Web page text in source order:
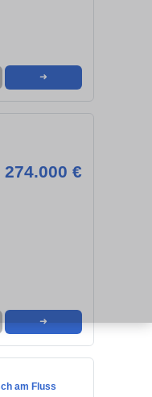
➜
274.000 €
➜
am Fluss